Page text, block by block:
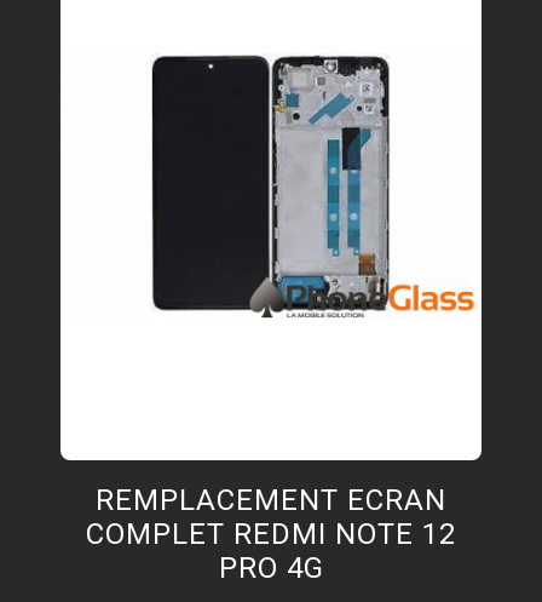
REMPLACEMENT ECRAN
COMPLET REDMI NOTE 12
PRO 4G